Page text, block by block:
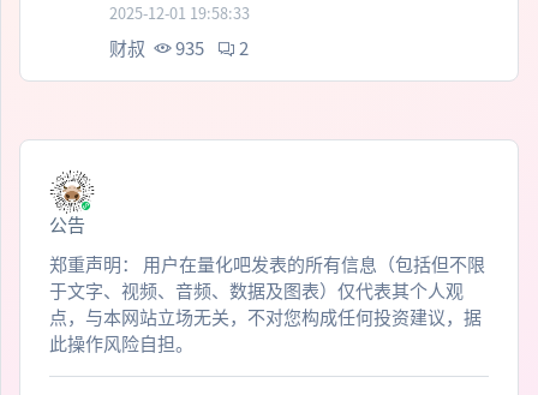
2025-12-01 19:58:33
财叔 935 2
公告
郑重声明： 用户在量化吧发表的所有信息（包括但不限
于文字、视频、音频、数据及图表）仅代表其个人观
点，与本网站立场无关，不对您构成任何投资建议，据
此操作风险自担。